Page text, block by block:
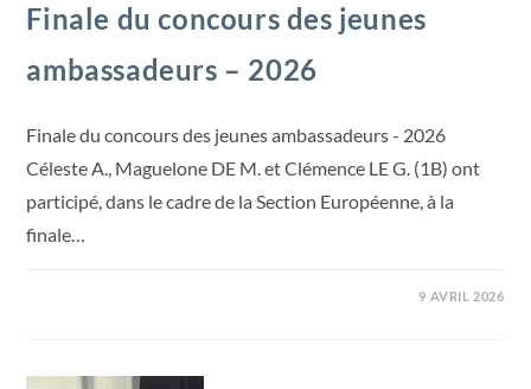
Finale du concours des jeunes
ambassadeurs – 2026
Finale du concours des jeunes ambassadeurs - 2026
Céleste A., Maguelone DE M. et Clémence LE G. (1B) ont
participé, dans le cadre de la Section Européenne, à la
finale…
9 AVRIL 2026